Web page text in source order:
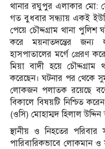
থানার রঘুপুর এলাকার মো:
গত বুধবার সন্ধ্যায় একই
পেয়ে চৌদ্দগ্রাম থানা পুলিশ
করে ময়নাতদন্তের জন্য
হাসপাতালের মর্গে প্রেরণ
মিয়া বাদী হয়ে চৌদ্দগ্রাম
করেছেন। ঘটনার পর থেকে
লোকজন পলাতক রয়েছে
বিকালে বিষয়টি নিশ্চিত
(ওসি) মোহাম্মদ হিলাল
স্থানীয় ও নিহতের পরিবার
পারিবারিকভাবে লোকমান